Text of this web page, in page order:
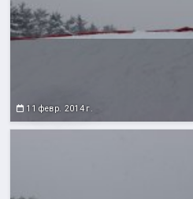
11 февр. 2014 г.